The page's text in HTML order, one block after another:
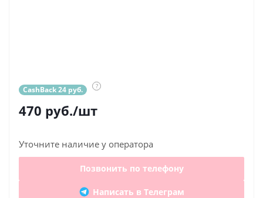
CashBack 24 руб. ?
470 руб./шт
Уточните наличие у оператора
Позвонить по телефону
Написать в Телеграм